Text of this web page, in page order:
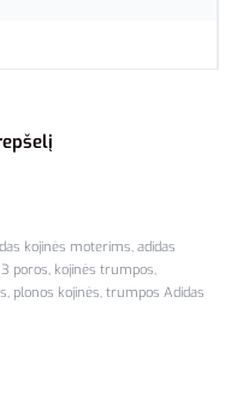
kojinės moterims, adidas
poros, kojinės trumpos,
, plonos kojinės, trumpos Adidas